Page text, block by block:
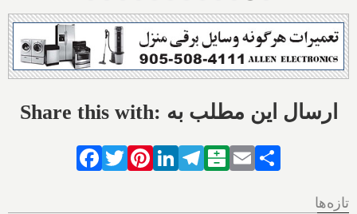
Share this with: ارسال این مطلب به
Facebook
TwitterPinterestLinkedIn
Telegram
Balatarin
Email
تازه‌ها